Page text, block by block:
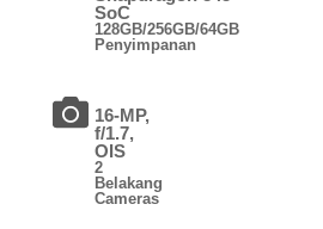
SoC
128GB/256GB/64GB
Penyimpanan
16-MP,
f/1.7,
OIS
2
Belakang
Cameras